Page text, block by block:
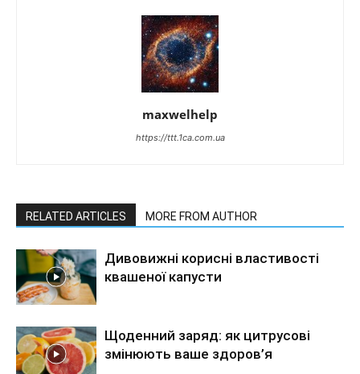
maxwelhelp
https://ttt.1ca.com.ua
RELATED ARTICLES MORE FROM AUTHOR
Дивовижні корисні властивості
квашеної капусти
Щоденний заряд: як цитрусові
змінюють ваше здоров’я